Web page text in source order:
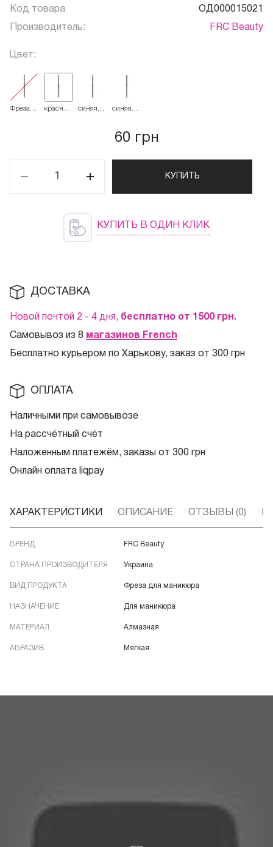
Код товара ОД000015021
Производитель: FRC Beauty
Цвет:
Фреза
красная
синяя
синяя
60 грн
КУПИТЬ
КУПИТЬ В ОДИН КЛИК
ДОСТАВКА
Новой почтой 2 - 4 дня, бесплатно от 1500 грн.
Самовывоз из 8 магазинов French
Бесплатно курьером по Харькову, заказ от 300 грн
ОПЛАТА
Наличными при самовывозе
На рассчётный счёт
Наложенным платежём, заказы от 300 грн
Онлайн оплата liqpay
ХАРАКТЕРИСТИКИ ОПИСАНИЕ ОТЗЫВЫ (0)
БРЕНД FRC Beauty
СТРАНА ПРОИЗВОДИТЕЛЯ Украина
ВИД ПРОДУКТА Фреза для маникюра
НАЗНАЧЕНИЕ Для маникюра
МАТЕРИАЛ Алмазная
АБРАЗИВ Мягкая